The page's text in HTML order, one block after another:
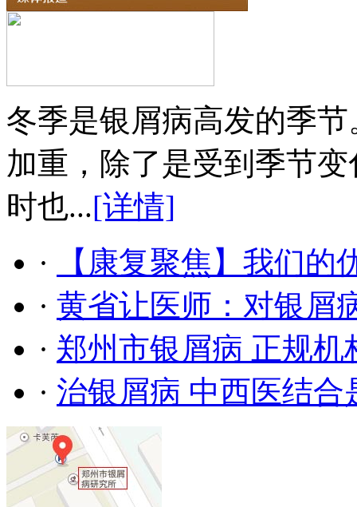
冬季是银屑病高发的季
加重，除了是受到季节
时也...[详情]
·
【康复聚焦】我们的
· 黄省让医师：对银屑
· 郑州市银屑病 正规机
· 治银屑病 中西医结合